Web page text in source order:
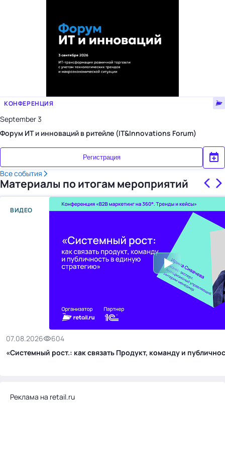
КОНФЕРЕНЦИЯ
September 3
Форум ИТ и инноваций в ритейле (IT&Innovations Forum)
Регистрация
Все события
Материалы по итогам мероприятий
ВИДЕО
07.08.2026
604
«Системный рост.: как связать Продукт, команду и
Реклама на retail.ru